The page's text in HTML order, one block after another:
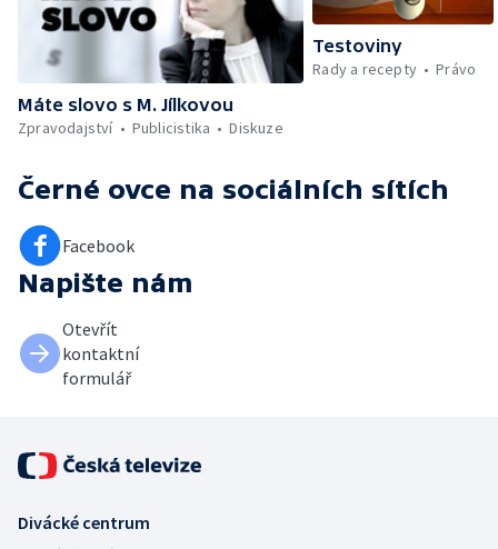
Máte slovo s M. Jílkovou
Zpravodajství
Publicistika Diskuze
Testoviny
Rady a recepty
Právo
Černé ovce na sociálních sítích
Facebook
Napište nám
Otevřít
kontaktní
formulář
Divácké centrum